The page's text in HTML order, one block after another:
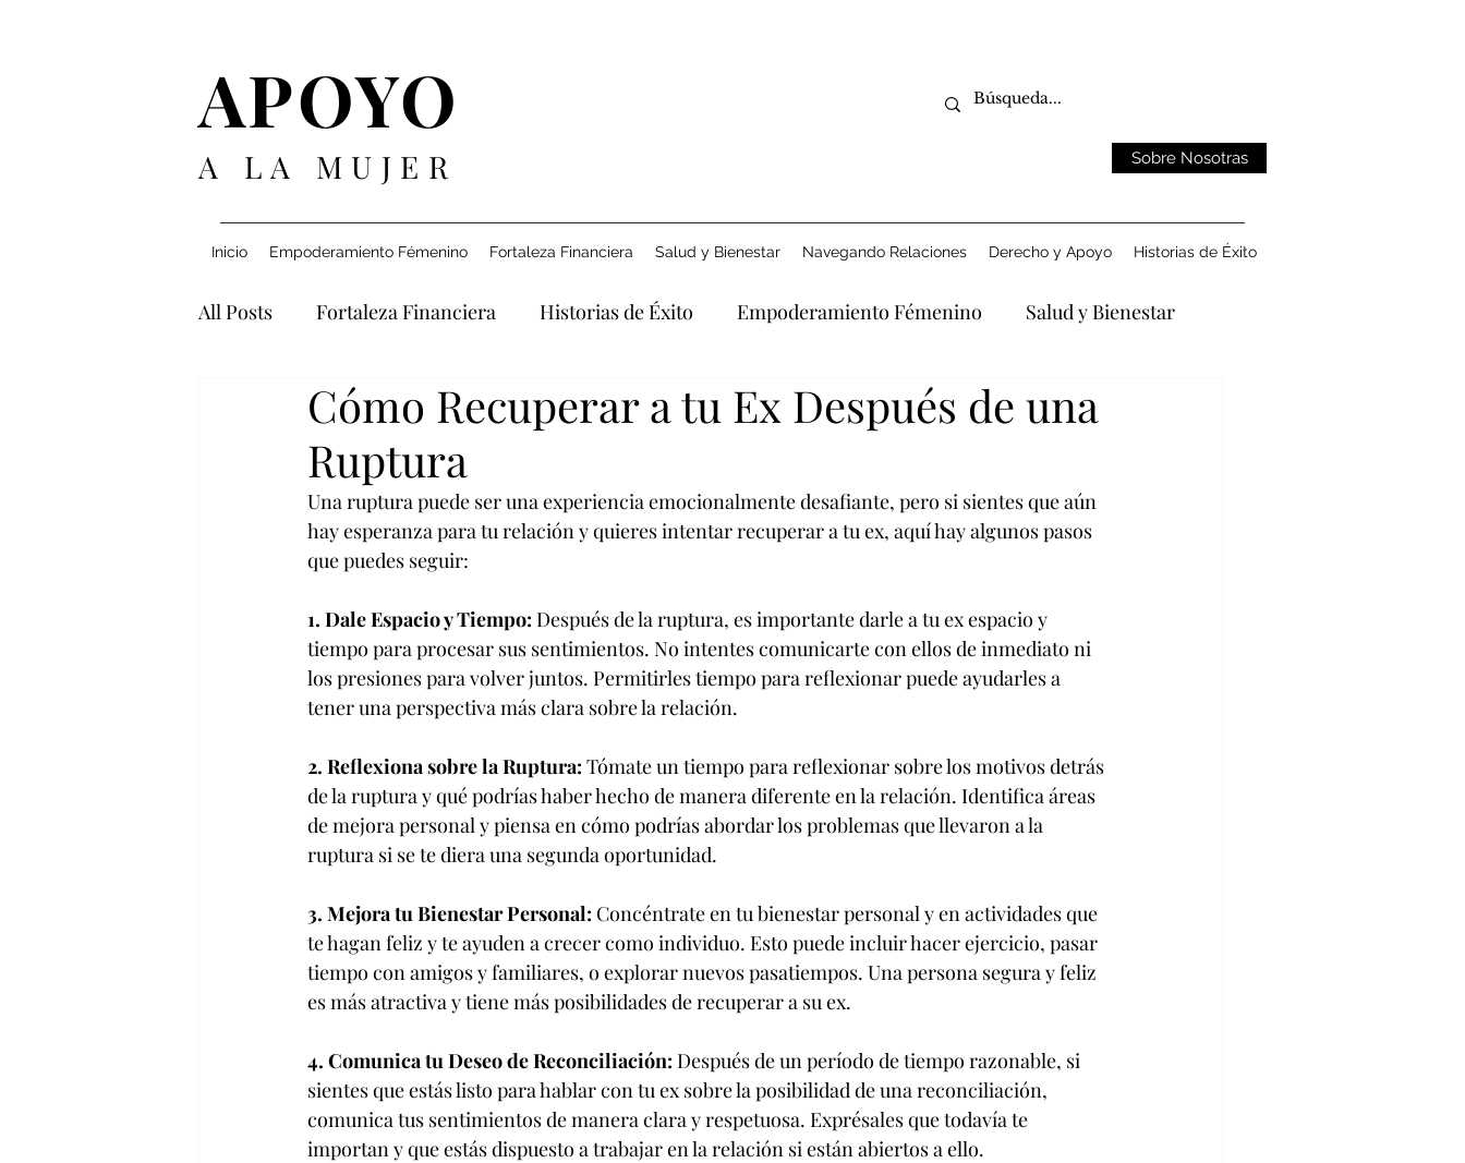
APOYO
A LA MUJER Sobre Nosotras
Inicio Empoderamiento Fémenino Fortaleza Financiera Salud y Bienestar Navegando Relaciones Derecho y Apoyo Historias de Éxito
All Posts Fortaleza Financiera Historias de Éxito Empoderamiento Fémenino Salud y Bienestar
Navegando Relaciones Derecho y Apoyo Explorando la Era Digital Afrontando la Pérdida
Cómo Recuperar a tu Ex Después de una
Ruptura
Una ruptura puede ser una experiencia emocionalmente desafiante, pero si sientes que aún
hay esperanza para tu relación y quieres intentar recuperar a tu ex, aquí hay algunos pasos
que puedes seguir:
1. Dale Espacio y Tiempo: Después de la ruptura, es importante darle a tu ex espacio y
tiempo para procesar sus sentimientos. No intentes comunicarte con ellos de inmediato ni
los presiones para volver juntos. Permitirles tiempo para reflexionar puede ayudarles a
tener una perspectiva más clara sobre la relación.
2. Reflexiona sobre la Ruptura: Tómate un tiempo para reflexionar sobre los motivos detrás
de la ruptura y qué podrías haber hecho de manera diferente en la relación. Identifica áreas
de mejora personal y piensa en cómo podrías abordar los problemas que llevaron a la
ruptura si se te diera una segunda oportunidad.
3. Mejora tu Bienestar Personal: Concéntrate en tu bienestar personal y en actividades que
te hagan feliz y te ayuden a crecer como individuo. Esto puede incluir hacer ejercicio, pasar
tiempo con amigos y familiares, o explorar nuevos pasatiempos. Una persona segura y feliz
es más atractiva y tiene más posibilidades de recuperar a su ex.
4. Comunica tu Deseo de Reconciliación: Después de un período de tiempo razonable, si
sientes que estás listo para hablar con tu ex sobre la posibilidad de una reconciliación,
comunica tus sentimientos de manera clara y respetuosa. Exprésales que todavía te
importan y que estás dispuesto a trabajar en la relación si están abiertos a ello.